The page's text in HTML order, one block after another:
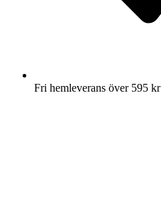
Fri hemleverans över 595 kr